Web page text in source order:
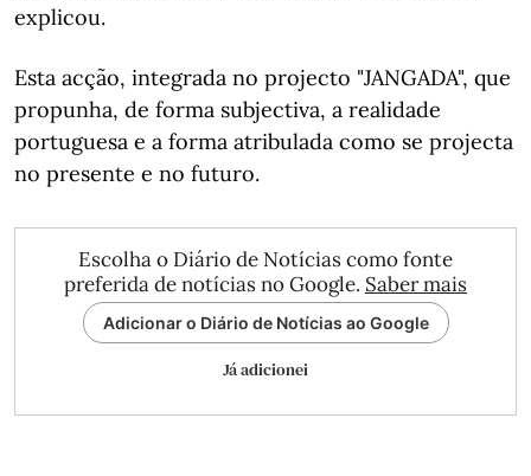
explicou.
Esta acção, integrada no projecto "JANGADA", que
propunha, de forma subjectiva, a realidade
portuguesa e a forma atribulada como se projecta
no presente e no futuro.
Escolha o Diário de Notícias como fonte
preferida de notícias no Google. Saber mais
Adicionar o Diário de Notícias ao Google
Já adicionei